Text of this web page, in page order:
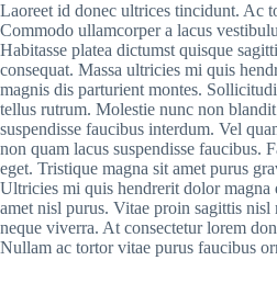
Laoreet id donec ultrices tincidunt. Ac
Commodo ullamcorper a lacus
Habitasse platea dictumst quisque
consequat. Massa ultricies mi quis
magnis dis parturient montes.
tellus rutrum. Molestie nunc non
suspendisse faucibus interdum. Vel
non quam lacus suspendisse faucibus.
eget. Tristique magna sit amet purus
Ultricies mi quis hendrerit dolor magna
amet nisl purus. Vitae proin sagittis nisl
neque viverra. At consectetur lorem
Nullam ac tortor vitae purus faucibus